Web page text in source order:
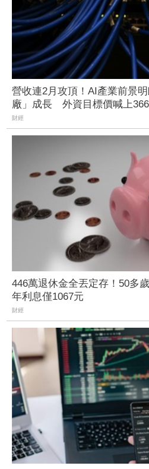
營收連2月攻頂！AI產業前景
廠」成長 外資目標價喊上
財經
446萬退休金全丟定存！50多
年利息僅1067元
財經